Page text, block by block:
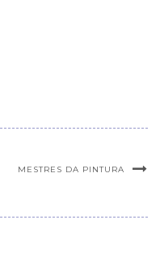
MESTRES DA PINTURA